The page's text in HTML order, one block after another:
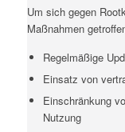
Um sich gegen
Maßnahmen
Regelmäßige
Einsatz von
Einschränkung
Nutzung